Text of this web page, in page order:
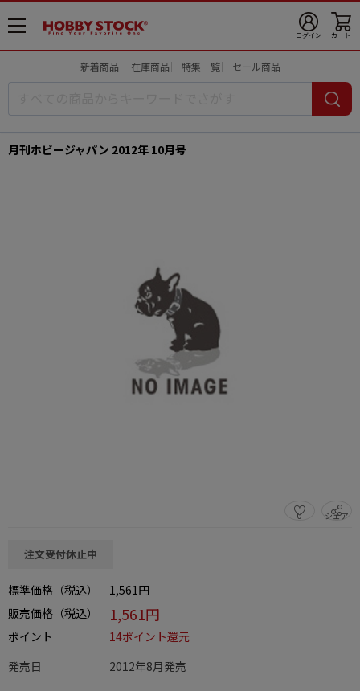
メ
ニ
ログイン カート
新着商品 在庫商品 特集一覧 セール商品
月刊ホビージャパン 2012年 10月号
0 シェア
この商品をシェアする
注文受付休止中
標準価格（税込）
1,561円
販売価格（税込）
1,561円
ポイント
14ポイント還元
発売日
2012年8月発売